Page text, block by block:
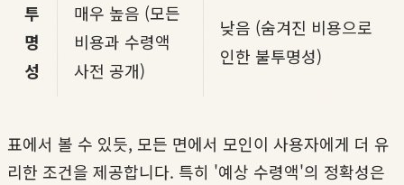
투
명
성
매우 높음 (모든
비용과 수령액
사전 공개)
낮음 (숨겨진 비용으로
인한 불투명성)
표에서 볼 수 있듯, 모든 면에서 모인이 사용자에게 더 유
리한 조건을 제공합니다. 특히 '예상 수령액'의 정확성은